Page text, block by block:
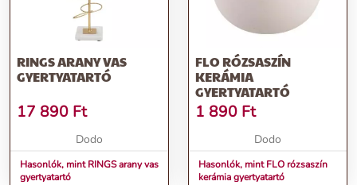
RINGS ARANY VAS
GYERTYATARTÓ
17 890 Ft
Dodo
Hasonlók, mint RINGS arany vas
gyertyatartó
FLO RÓZSASZÍN
KERÁMIA
GYERTYATARTÓ
1 890 Ft
Dodo
Hasonlók, mint FLO rózsaszín
kerámia gyertyatartó